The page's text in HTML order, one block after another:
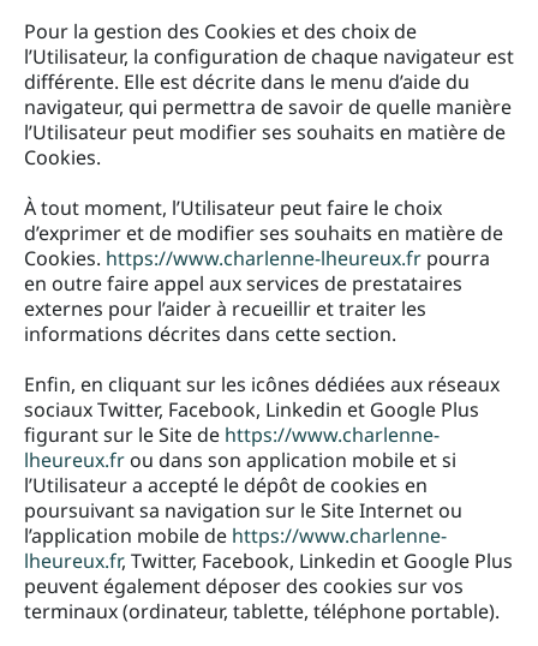
Pour la gestion des Cookies et des choix de
l’Utilisateur, la configuration de chaque navigateur est
différente. Elle est décrite dans le menu d’aide du
navigateur, qui permettra de savoir de quelle manière
l’Utilisateur peut modifier ses souhaits en matière de
Cookies.
À tout moment, l’Utilisateur peut faire le choix
d’exprimer et de modifier ses souhaits en matière de
Cookies. https://www.charlenne-lheureux.fr pourra
en outre faire appel aux services de prestataires
externes pour l’aider à recueillir et traiter les
informations décrites dans cette section.
Enfin, en cliquant sur les icônes dédiées aux réseaux
sociaux Twitter, Facebook, Linkedin et Google Plus
figurant sur le Site de https://www.charlenne-
lheureux.frou dans son application mobile et si
l’Utilisateur a accepté le dépôt de cookies en
poursuivant sa navigation sur le Site Internet ou
l’application mobile de https://www.charlenne-
lheureux.fr, Twitter, Facebook, Linkedin et Google Plus
peuvent également déposer des cookies sur vos
terminaux (ordinateur, tablette, téléphone portable).